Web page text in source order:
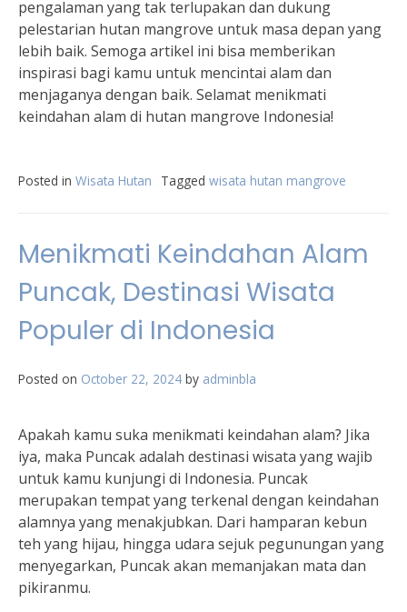
pengalaman yang tak terlupakan dan dukung
pelestarian hutan mangrove untuk masa depan yang
lebih baik. Semoga artikel ini bisa memberikan
inspirasi bagi kamu untuk mencintai alam dan
menjaganya dengan baik. Selamat menikmati
keindahan alam di hutan mangrove Indonesia!
Posted in Wisata Hutan Tagged wisata hutan mangrove
Menikmati Keindahan Alam
Puncak, Destinasi Wisata
Populer di Indonesia
Posted on October 22, 2024 by adminbla
Apakah kamu suka menikmati keindahan alam? Jika
iya, maka Puncak adalah destinasi wisata yang wajib
untuk kamu kunjungi di Indonesia. Puncak
merupakan tempat yang terkenal dengan keindahan
alamnya yang menakjubkan. Dari hamparan kebun
teh yang hijau, hingga udara sejuk pegunungan yang
menyegarkan, Puncak akan memanjakan mata dan
pikiranmu.